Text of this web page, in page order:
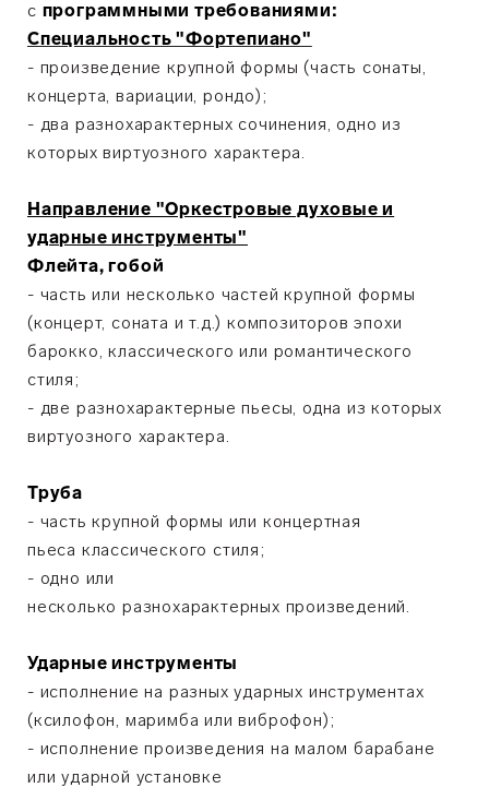
с программными требованиями:
Специальность "Фортепиано"
- произведение крупной формы (часть сонаты,
концерта, вариации, рондо);
- два разнохарактерных сочинения, одно из
которых виртуозного характера.
Направление "Оркестровые духовые и
ударные инструменты"
Флейта, гобой
- часть или несколько частей крупной формы
(концерт, соната и т.д.) композиторов эпохи
барокко, классического или романтического
стиля;
- две разнохарактерные пьесы, одна из которых
виртуозного характера.
Труба
- часть крупной формы или концертная
пьеса классического стиля;
- одно или
несколько разнохарактерных произведений.
Ударные инструменты
- исполнение на разных ударных инструментах
(ксилофон, маримба или виброфон);
- исполнение произведения на малом барабане
или ударной установке